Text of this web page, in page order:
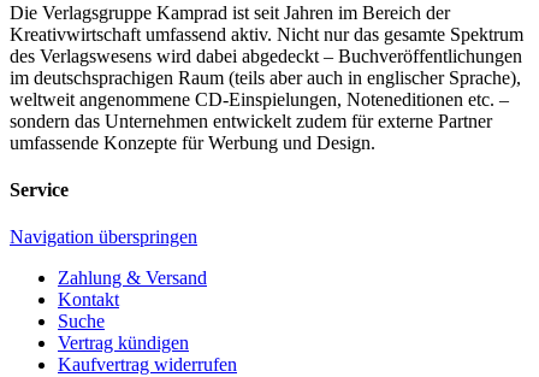
Die Verlagsgruppe Kamprad ist seit Jahren im Bereich der
Kreativwirtschaft umfassend aktiv. Nicht nur das gesamte Spektrum
des Verlagswesens wird dabei abgedeckt – Buchveröffentlichungen
im deutschsprachigen Raum (teils aber auch in englischer Sprache),
weltweit angenommene CD-Einspielungen, Noteneditionen etc. –
sondern das Unternehmen entwickelt zudem für externe Partner
umfassende Konzepte für Werbung und Design.
Service
Navigation überspringen
Zahlung & Versand
Kontakt
Suche
Vertrag kündigen
Kaufvertrag widerrufen